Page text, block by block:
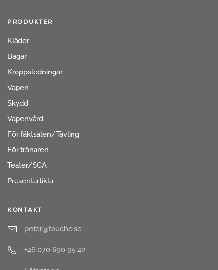
PRODUKTER
Kläder
Bagar
Kroppsledningar
Vapen
Skydd
Vapenvård
För fäktsalen/Tävling
För tränaren
Teater/SCA
Presentartiklar
KONTAKT
peter@touche.se
+46 070 690 95 42